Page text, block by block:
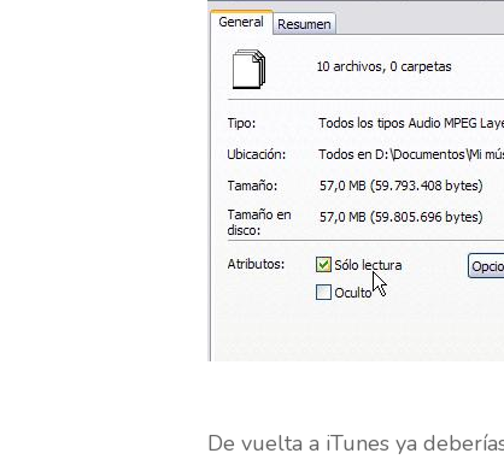
De vuelta a iTunes ya